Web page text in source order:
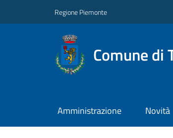
Regione Piemonte
Comune di
Amministrazione Novità